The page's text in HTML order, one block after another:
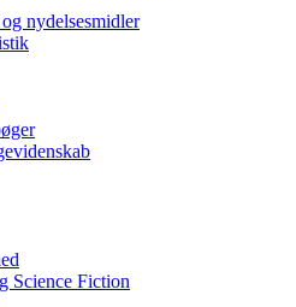
nydelsesmidler
Science Fiction